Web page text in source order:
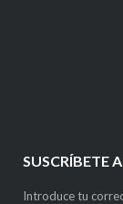
SUSCRÍBETE
Introduce tu